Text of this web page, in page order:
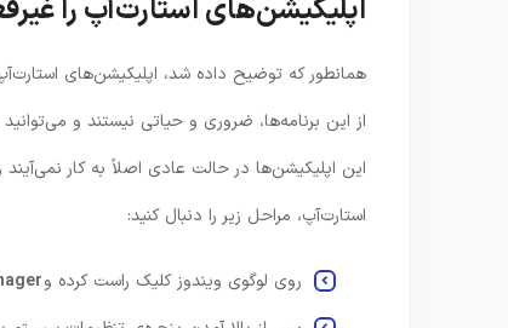
اپلیکیشن‌های استارت‌آپ را
همانطور که توضیح داده شد، اپلیکیشن‌های
از این برنامه‌ها،‌ ضروری و حیاتی نیستند و
این اپلیکیشن‌ها در حالت عادی اصلاً به کار
استارت‌آپ، مراحل زیر را دنبال کنید:
روی لوگوی ویندوز کلیک راست کرده و